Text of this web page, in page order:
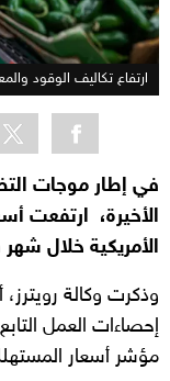
ارتفاع تكاليف الوقود
في إطار موجات
الأخيرة، ارتفعت
الأمريكية خلال
وذكرت وكالة
إحصاءات العمل
مؤشر أسعار المستهلك ارتفع